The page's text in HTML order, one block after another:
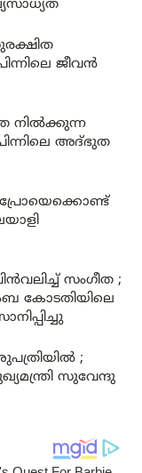
ജീവൻ
നില്‍ക്കുന്ന
അദ്ഭുത
സംഗീത ;
കോടതിയിലെ
;
സുവേന്ദു